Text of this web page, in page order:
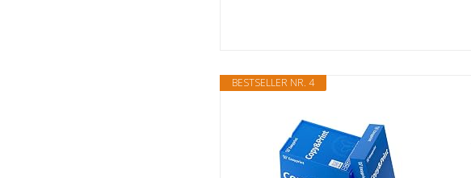
BESTSELLER NR. 4